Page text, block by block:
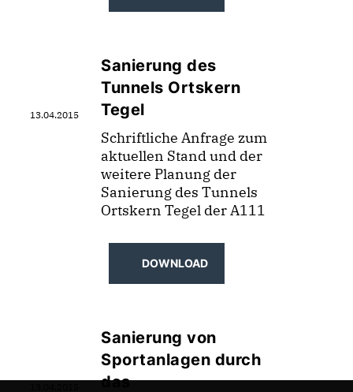
13.04.2015
Sanierung des
Tunnels Ortskern
Tegel
Schriftliche Anfrage zum
aktuellen Stand und der
weitere Planung der
Sanierung des Tunnels
Ortskern Tegel der A111
DOWNLOAD
Sanierung von
Sportanlagen durch
das